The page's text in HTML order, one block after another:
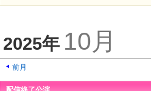
2025年 10月
前月